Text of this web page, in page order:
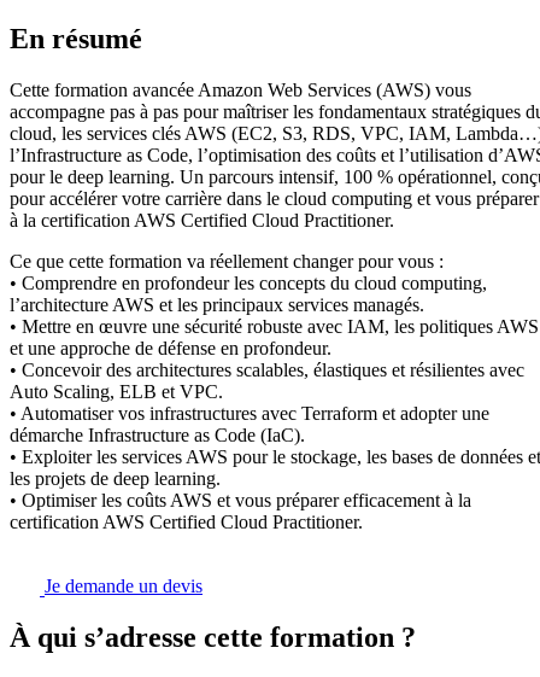
En résumé
Cette formation avancée Amazon Web Services (AWS) vous
accompagne pas à pas pour maîtriser les fondamentaux stratégiques
cloud, les services clés AWS (EC2, S3, RDS, VPC, IAM,
l’Infrastructure as Code, l’optimisation des coûts et l’utilisation
pour le deep learning. Un parcours intensif, 100 % opérationnel,
pour accélérer votre carrière dans le cloud computing et vous préparer
à la certification AWS Certified Cloud Practitioner.
Ce que cette formation va réellement changer pour vous :
• Comprendre en profondeur les concepts du cloud computing,
l’architecture AWS et les principaux services managés.
• Mettre en œuvre une sécurité robuste avec IAM, les politiques AWS
et une approche de défense en profondeur.
• Concevoir des architectures scalables, élastiques et résilientes avec
Auto Scaling, ELB et VPC.
• Automatiser vos infrastructures avec Terraform et adopter une
démarche Infrastructure as Code (IaC).
• Exploiter les services AWS pour le stockage, les bases de données et
les projets de deep learning.
• Optimiser les coûts AWS et vous préparer efficacement à la
certification AWS Certified Cloud Practitioner.
Je demande un devis
À qui s’adresse cette formation ?